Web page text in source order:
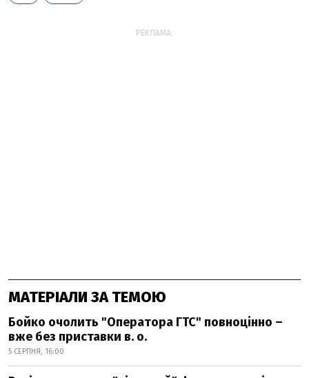
РЕКЛАМА:
МАТЕРІАЛИ ЗА ТЕМОЮ
Бойко очолить "Оператора ГТС" повноцінно –
вже без приставки в. о.
5 СЕРПНЯ, 16:00